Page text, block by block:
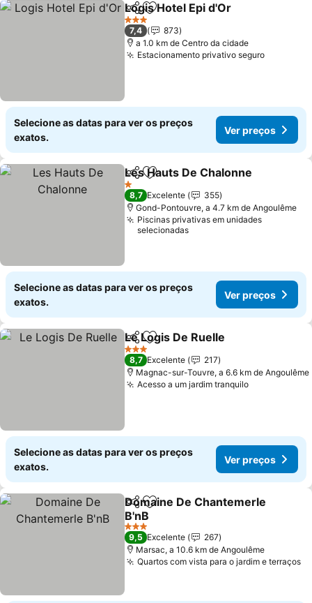
PartilharAdicionar aos favoritos
Logis Hotel Epi d'Or
3 Estrelas
7,4
873
a 1.0 km de Centro da cidade
Estacionamento privativo seguro
Selecione as datas para ver os preços
exatos.
Ver preços
PartilharAdicionar aos favoritos
Les Hauts De Chalonne
1 Estrelas
8,7 Excelente
355
Gond-Pontouvre, a 4.7 km de Angoulême
Piscinas privativas em unidades
selecionadas
Selecione as datas para ver os preços
exatos.
Ver preços
PartilharAdicionar aos favoritos
Le Logis De Ruelle
3 Estrelas
8,7 Excelente
217
Magnac-sur-Touvre, a 6.6 km de Angoulême
Acesso a um jardim tranquilo
Selecione as datas para ver os preços
exatos.
Ver preços
PartilharAdicionar aos favoritos
Domaine De Chantemerle
B'nB
3 Estrelas
9,5 Excelente
267
Marsac, a 10.6 km de Angoulême
Quartos com vista para o jardim e terraços